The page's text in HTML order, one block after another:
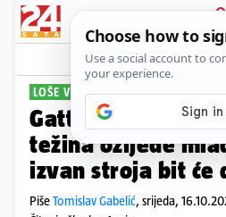
Sport
LOŠE VIJESTI ZA HAJDUK
Gattuso u
težina ozljede
izvan stroja bit će
PišeTomislav Gabelić, srijeda,